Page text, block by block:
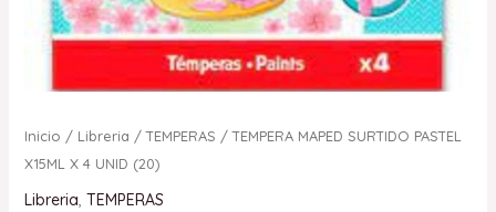
Inicio / Libreria /TEMPERAS / TEMPERA MAPED SURTIDO PASTEL
X15ML X 4 UNID (20)
Libreria, TEMPERAS